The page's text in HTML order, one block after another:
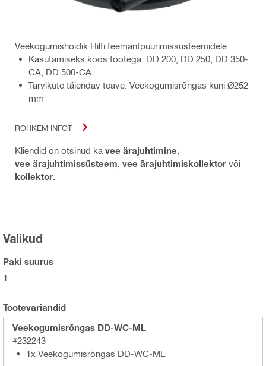
Veekogumishoidik Hilti teemantpuurimissüsteemidele
Kasutamiseks koos tootega: DD 200, DD 250, DD 350-
CA, DD 500-CA
Tarvikute täiendav teave: Veekogumisrõngas kuni Ø252
mm
ROHKEM INFOT
Kliendid on otsinud ka vee ärajuhtimine
vee ärajuhtimissüsteem vee ärajuhtimiskollektor või
kollektor
Valikud
Paki suurus
1
Tootevariandid
Veekogumisrõngas DD-WC-ML
#232243
1x Veekogumisrõngas DD-WC-ML